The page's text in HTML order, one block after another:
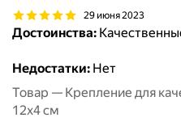
29 июня 2023
Достоинства:
Недостатки: Нет
Товар — Крепление для
12х4 см